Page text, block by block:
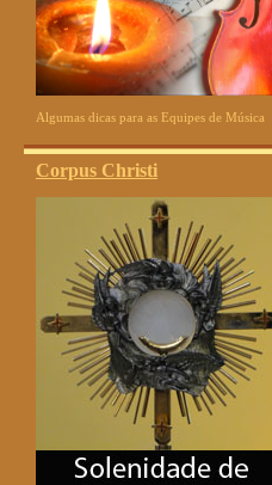
Algumas dicas para as Equipes de Música
Corpus Christi